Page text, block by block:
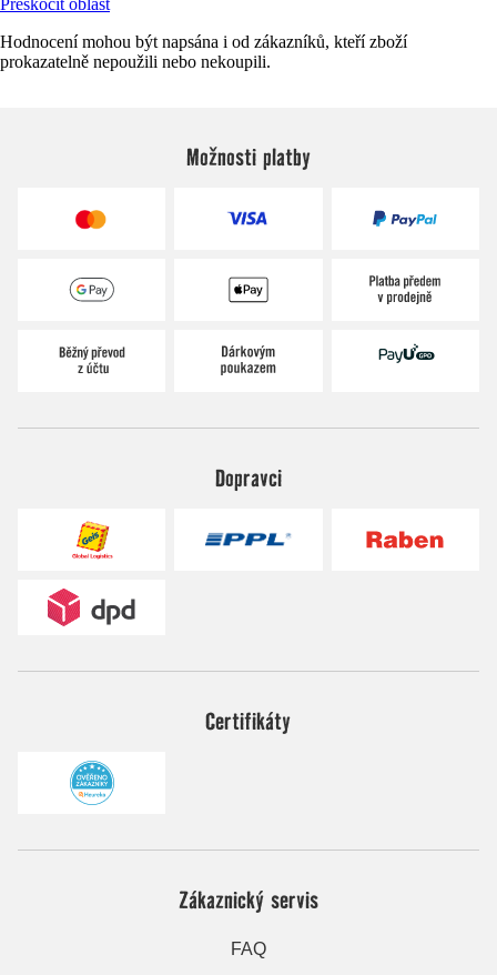
Přeskočit oblast
Hodnocení mohou být napsána i od zákazníků, kteří zboží
prokazatelně nepoužili nebo nekoupili.
Možnosti platby
Dopravci
Certifikáty
Zákaznický servis
FAQ